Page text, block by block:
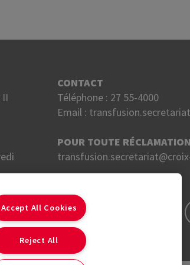
II
CONTACT
Téléphone : 27 55-4000
Email :
POUR TOUTE
Accept All Cookies
Reject All